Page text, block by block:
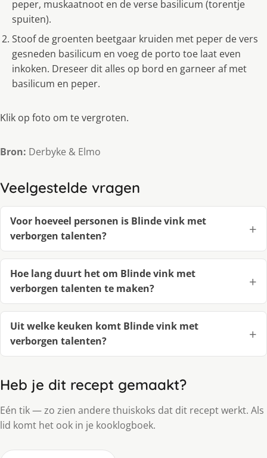
peper, muskaatnoot en de verse basilicum (torentje
spuiten).
Stoof de groenten beetgaar kruiden met peper de vers
gesneden basilicum en voeg de porto toe laat even
inkoken. Dreseer dit alles op bord en garneer af met
basilicum en peper.
Klik op foto om te vergroten.
Bron: Derbyke & Elmo
Veelgestelde vragen
Voor hoeveel personen is Blinde vink met
verborgen talenten?
Hoe lang duurt het om Blinde vink met
verborgen talenten te maken?
Uit welke keuken komt Blinde vink met
verborgen talenten?
Heb je dit recept gemaakt?
Eén tik — zo zien andere thuiskoks dat dit recept werkt. Als
lid komt het ook in je kooklogboek.